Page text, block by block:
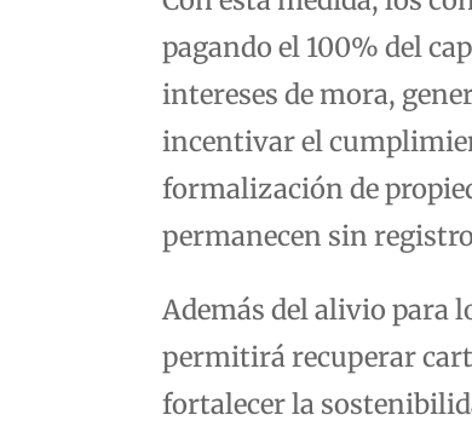
pagando el 100% del
intereses de mora,
incentivar el
formalización de
permanecen sin
Además del alivio para
permitirá recuperar
fortalecer la